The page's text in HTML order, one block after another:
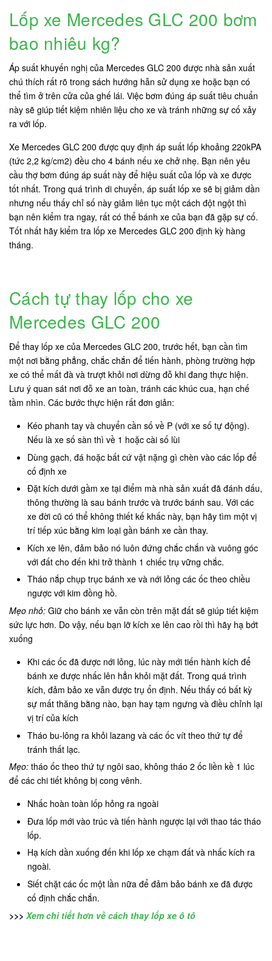
Lốp xe Mercedes GLC 200 bơm
bao nhiêu kg?
Áp suất khuyến nghị của Mercedes GLC 200 được nhà sản xuất
chú thích rất rõ trong sách hướng hẫn sử dụng xe hoặc bạn có
thể tìm ở trên cửa của ghế lái. Việc bơm đúng áp suất tiêu chuẩn
này sẽ giúp tiết kiệm nhiên liệu cho xe và tránh những sự cố xảy
ra với lốp.
Xe Mercedes GLC 200 được quy định áp suất lốp khoảng 220kPA
(tức 2,2 kg/cm2) đều cho 4 bánh nếu xe chở nhẹ. Bạn nên yêu
cầu thợ bơm đúng áp suất này để hiệu suất của lốp và xe được
tốt nhất. Trong quá trình di chuyển, áp suất lốp xe sẽ bị giảm dần
nhưng nếu thấy chỉ số này giảm liên tục một cách đột ngột thì
bạn nên kiểm tra ngay, rất có thể bánh xe của bạn đã gặp sự cố.
Tốt nhất hãy kiểm tra lốp xe Mercedes GLC 200 định kỳ hàng
tháng.
Cách tự thay lốp cho xe
Mercedes GLC 200
Để thay lốp xe của Mercedes GLC 200, trước hết, bạn cần tìm
một nơi bằng phẳng, chắc chắn để tiến hành, phòng trường hợp
xe có thể mất đà và trượt khỏi nơi dừng đỗ khi đang thực hiện.
Lưu ý quan sát nơi đỗ xe an toàn, tránh các khúc cua, hạn chế
tầm nhìn. Các bước thực hiện rất đơn giản:
Kéo phanh tay và chuyển cần số về P (với xe số tự động).
Nếu là xe số sàn thì về 1 hoặc cài số lùi
Dùng gạch, đá hoặc bất cứ vật nặng gì chèn vào các lốp để
cố định xe
Đặt kích dưới gầm xe tại điểm mà nhà sản xuất đã đánh dấu,
thông thường là sau bánh trước và trước bánh sau. Với các
xe đời cũ có thể không thiết kế khấc này, bạn hãy tìm một vị
trí tiếp xúc bằng kim loại gần bánh xe cần thay.
Kích xe lên, đảm bảo nó luôn đứng chắc chắn và vuông góc
với đất cho đến khi trở thành 1 chiếc trụ vững chắc.
Tháo nắp chụp trục bánh xe và nới lỏng các ốc theo chiều
ngược với kim đồng hồ.
Mẹo nhỏ: Giữ cho bánh xe vẫn còn trên mặt đất sẽ giúp tiết kiệm
sức lực hơn. Do vậy, nếu bạn lỡ kích xe lên cao rồi thì hãy hạ bớt
xuống
Khi các ốc đã được nới lỏng, lúc này mới tiến hành kích để
bánh xe được nhấc lên hẳn khỏi mặt đất. Trong quá trình
kích, đảm bảo xe vẫn được trụ ổn định. Nếu thấy có bất kỳ
sự mất thăng bằng nào, bạn hay tạm ngưng và điều chỉnh lại
vị trí của kích
Tháo bu-lông ra khỏi lazang và các ốc vít theo thứ tự để
tránh thất lạc.
Mẹo: tháo ốc theo thứ tự ngôi sao, không tháo 2 ốc liền kề 1 lúc
để các chi tiết không bị cong vênh.
Nhấc hoàn toàn lốp hỏng ra ngoài
Đưa lốp mới vào trúc và tiến hành ngược lại với thao tác tháo
lốp.
Hạ kích dần xuống đến khi lốp xe chạm đất và nhấc kích ra
ngoài.
Siết chặt các ốc một lần nữa để đảm bảo bánh xe đã được
cố định chắc chắn.
>>> Xem chi tiết hơn về cách thay lốp xe ô tô